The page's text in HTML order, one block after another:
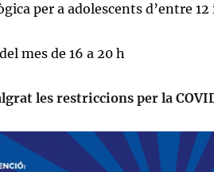
per a adolescents d’entre
mes de 16 a 20 h
les restriccions per la